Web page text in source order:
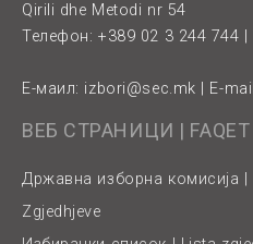
Qirili dhe Metodi nr 54
Телефон: +389 02 3 244 744
Е-маил: izbori@sec.mk | E-
ВЕБ СТРАНИЦИ | FAQET
Државна изборна комисија
Zgjedhjeve